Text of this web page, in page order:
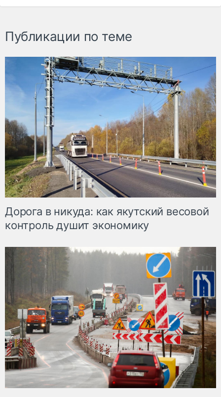
Публикации по теме
Дорога в никуда: как якутский весовой
контроль душит экономику